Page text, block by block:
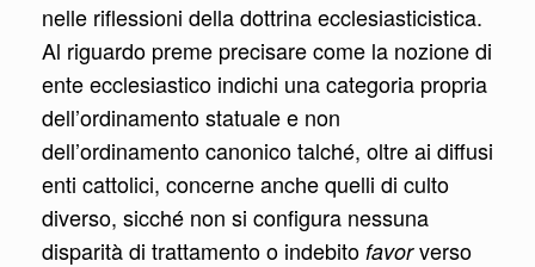
nelle riflessioni della dottrina ecclesiasticistica.
Al riguardo preme precisare come la nozione di
ente ecclesiastico indichi una categoria propria
dell’ordinamento statuale e non
dell’ordinamento canonico talché, oltre ai diffusi
enti cattolici, concerne anche quelli di culto
diverso, sicché non si configura nessuna
disparità di trattamento o indebito favorverso